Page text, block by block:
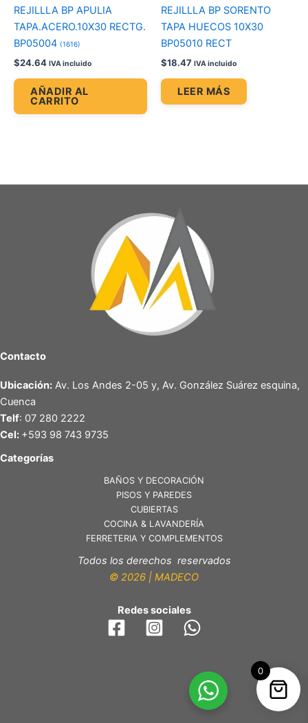
REJILLLA BP APULIA
TAPA.ACERO.10X30 RECTG.
BP05004 (1616)
$24.64 IVA incluido
AÑADIR AL
CARRITO
REJILLLA BP SORENTO
TAPA HUECOS 10X30
BP05010 RECT
$18.47 IVA incluido
LEER MÁS
Contacto
Ubicación: Av. Los Andes 2-05 y, Av. González Suárez esquina,
Cuenca
Telf: 07 280 2222
Cel: +593 98 743 9735
Categorías
BAÑOS Y DECORACIÓN
PISOS Y PAREDES
CUBIERTAS
COCINA & LAVANDERÍA
FERRETERIA Y COMPLEMENTOS
Todos los derechos reservados
© 2026 | MADECO
Redes sociales
0